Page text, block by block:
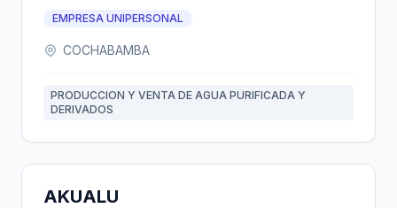
EMPRESA UNIPERSONAL
COCHABAMBA
PRODUCCION Y VENTA DE AGUA PURIFICADA Y
DERIVADOS
AKUALU